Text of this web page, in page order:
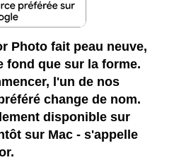
Photo fait peau neuve,
fond que sur la forme.
l'un de nos
change de nom.
disponible sur
sur Mac - s'appelle